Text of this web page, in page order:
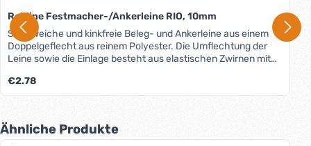
Robline Festmacher-/Ankerleine RIO, 10mm
Sehr weiche und kinkfreie Beleg- und Ankerleine aus einem
Doppelgeflecht aus reinem Polyester. Die Umflechtung der
Leine sowie die Einlage besteht aus elastischen Zwirnen mit
bleibt immer rund, kinkt nicht und wird auch nach längerem
Einsatz im Wasser nicht hart. Hohe Bruchlast und UV-
mehr über Materialien, Herstellung und Pflege von Tauwerk.
Regulärer Preis:
€2.78
Produktgalerie überspringen
Ähnliche Produkte